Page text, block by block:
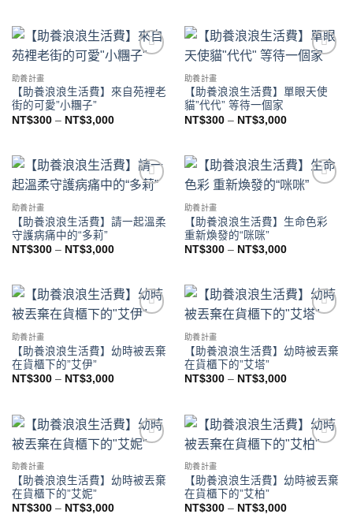
助養計畫
【助養浪浪生活費】來自苑裡老
街的可愛”小糰子”
NT$300 – NT$3,000
助養計畫
【助養浪浪生活費】單眼天使
貓”代代” 等待一個家
NT$300 – NT$3,000
助養計畫
【助養浪浪生活費】請一起溫柔
守護病痛中的“多莉”
NT$300 – NT$3,000
助養計畫
【助養浪浪生活費】生命色彩
重新煥發的“咪咪”
NT$300 – NT$3,000
助養計畫
【助養浪浪生活費】幼時被丟棄
在貨櫃下的”艾伊”
NT$300 – NT$3,000
助養計畫
【助養浪浪生活費】幼時被丟棄
在貨櫃下的”艾塔”
NT$300 – NT$3,000
助養計畫
【助養浪浪生活費】幼時被丟棄
在貨櫃下的”艾妮”
NT$300 – NT$3,000
助養計畫
【助養浪浪生活費】幼時被丟棄
在貨櫃下的”艾柏”
NT$300 – NT$3,000